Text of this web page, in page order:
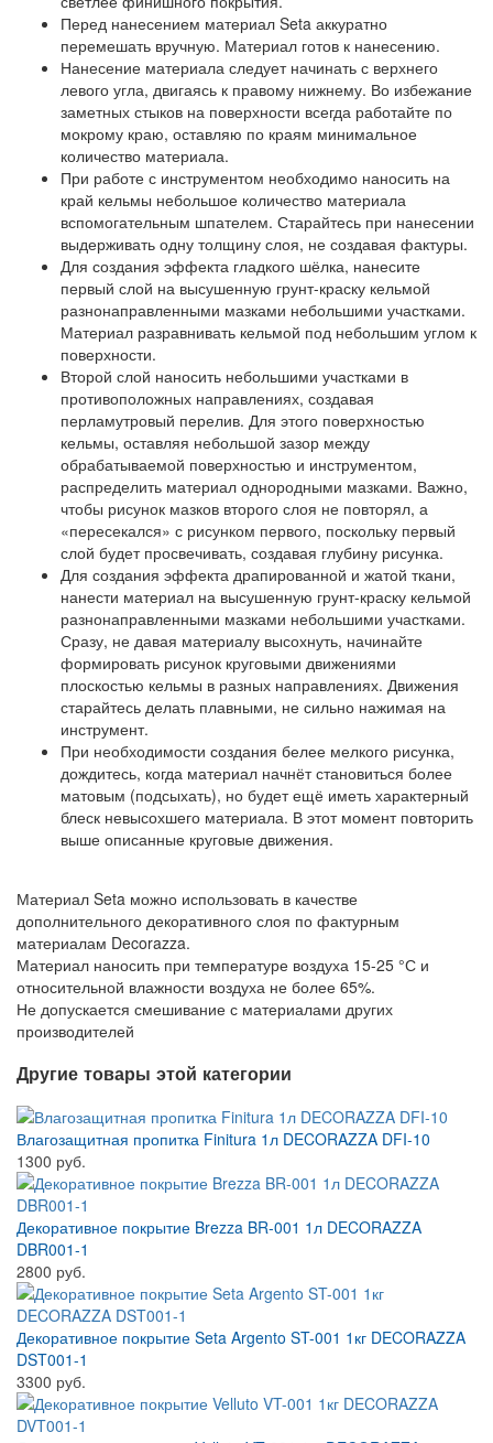
Перед нанесением материал Seta аккуратно
перемешать вручную. Материал готов к нанесению.
Нанесение материала следует начинать с верхнего
левого угла, двигаясь к правому нижнему. Во избежание
заметных стыков на поверхности всегда работайте по
мокрому краю, оставляю по краям минимальное
количество материала.
При работе с инструментом необходимо наносить на
край кельмы небольшое количество материала
вспомогательным шпателем. Старайтесь при нанесении
выдерживать одну толщину слоя, не создавая фактуры.
Для создания эффекта гладкого шёлка, нанесите
первый слой на высушенную грунт-краску кельмой
разнонаправленными мазками небольшими участками.
Материал разравнивать кельмой под небольшим углом к
поверхности.
Второй слой наносить небольшими участками в
противоположных направлениях, создавая
перламутровый перелив. Для этого поверхностью
кельмы, оставляя небольшой зазор между
обрабатываемой поверхностью и инструментом,
распределить материал однородными мазками. Важно,
чтобы рисунок мазков второго слоя не повторял, а
«пересекался» с рисунком первого, поскольку первый
слой будет просвечивать, создавая глубину рисунка.
Для создания эффекта драпированной и жатой ткани,
нанести материал на высушенную грунт-краску кельмой
разнонаправленными мазками небольшими участками.
Сразу, не давая материалу высохнуть, начинайте
формировать рисунок круговыми движениями
плоскостью кельмы в разных направлениях. Движения
старайтесь делать плавными, не сильно нажимая на
инструмент.
При необходимости создания белее мелкого рисунка,
дождитесь, когда материал начнёт становиться более
матовым (подсыхать), но будет ещё иметь характерный
блеск невысохшего материала. В этот момент повторить
выше описанные круговые движения.
Материал Seta можно использовать в качестве
дополнительного декоративного слоя по фактурным
материалам Decorazza.
Материал наносить при температуре воздуха 15-25 °С и
относительной влажности воздуха не более 65%.
Не допускается смешивание с материалами других
производителей
Другие товары этой категории
Влагозащитная пропитка Finitura 1л DECORAZZA DFI-10
1300 руб.
Декоративное покрытие Brezza BR-001 1л DECORAZZA
DBR001-1
2800 руб.
Декоративное покрытие Seta Argento ST-001 1кг DECORAZZA
DST001-1
3300 руб.